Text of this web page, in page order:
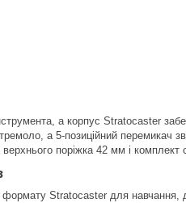
а корпус Stratocaster
а 5-позиційний перемикач
поріжка 42 мм і
Stratocaster для навчання,